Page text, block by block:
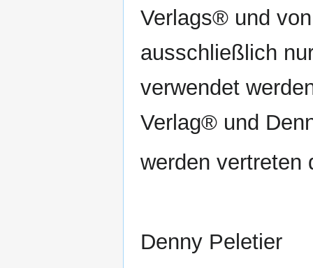
Verlags® und
ausschließlich
verwendet
Verlag® und
werden vertreten
Denny Peletier